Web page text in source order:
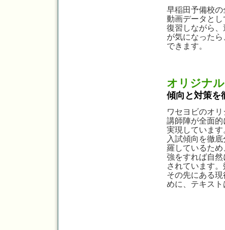
早稲田予備校
動画データと
復習しながら
が気になった
できます。
オリジナ
傾向と対策を
ワセヨビのオ
講師陣が全面
実現しています
入試傾向を徹
羅しているた
強をすれば自
されています
その先にある
めに、テキス